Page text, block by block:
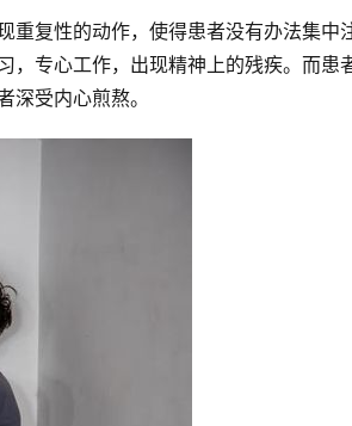
重复性的动作，使得患者没有办法集中
，专心工作，出现精神上的残疾。而患
受内心煎熬。